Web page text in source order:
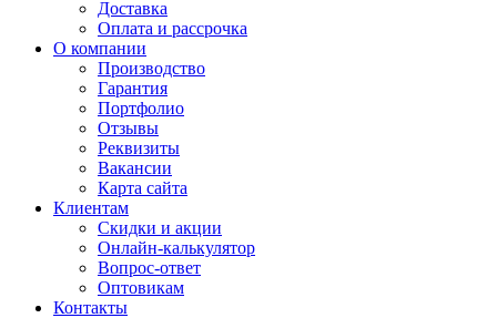
Доставка
Оплата и рассрочка
О компании
Производство
Гарантия
Портфолио
Отзывы
Реквизиты
Вакансии
Карта сайта
Клиентам
Скидки и акции
Онлайн-калькулятор
Вопрос-ответ
Оптовикам
Контакты